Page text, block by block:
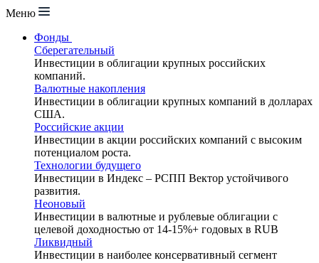
Меню
Фонды
Сберегательный
Инвестиции в облигации крупных российских
компаний.
Валютные накопления
Инвестиции в облигации крупных компаний в долларах
США.
Российские акции
Инвестиции в акции российских компаний с высоким
потенциалом роста.
Технологии будущего
Инвестиции в Индекс – РСПП Вектор устойчивого
развития.
Неоновый
Инвестиции в валютные и рублевые облигации с
целевой доходностью от 14-15%+ годовых в RUB
Ликвидный
Инвестиции в наиболее консервативный сегмент